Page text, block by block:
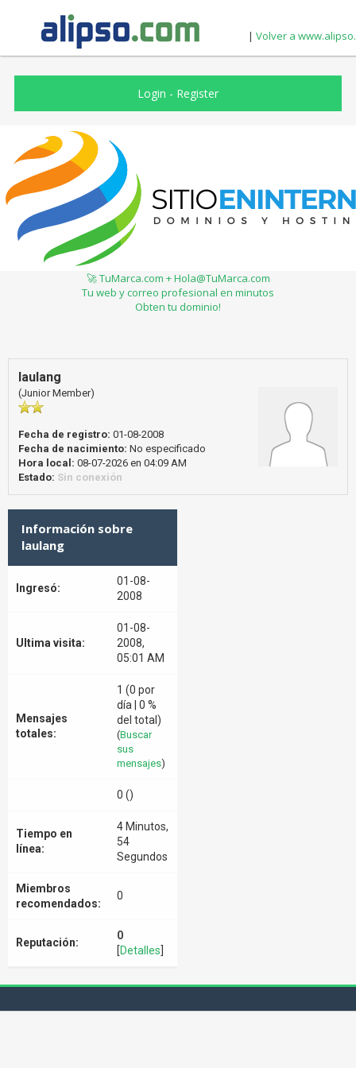
| Volver a
Login - Register
🚀 TuMarca.com + Hola@TuMarca.com
Tu web y correo profesional en minutos
Obten tu dominio!
laulang
(Junior Member)
Fecha de registro: 01-08-2008
Fecha de nacimiento: No especificado
Hora local: 08-07-2026 en 04:09 AM
Estado: Sin conexión
Información sobre
laulang
Ingresó:
01-08-
2008
Ultima visita:
01-08-
2008,
05:01 AM
Mensajes
totales:
1 (0 por
día | 0 %
del total)
(Buscar
sus
mensajes)
0 ()
Tiempo en
línea:
4 Minutos,
54
Segundos
Miembros
recomendados:
0
Reputación:
0
[Detalles